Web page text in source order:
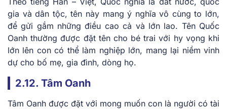
gia và dân tộc, tên này mang ý nghĩa vô cùng to lớn,
để gửi gắm những điều cao cả và lớn lao. Tên Quốc
Oanh thường được đặt tên cho bé trai với hy vọng khi
lớn lên con có thể làm nghiệp lớn, mang lại niềm vinh
dự cho bố mẹ, gia đình, dòng họ.
2.12. Tâm Oanh
Tâm Oanh được đặt với mong muốn con là người có tài